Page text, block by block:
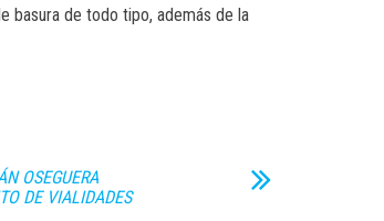
basura de todo tipo, además de la
OSEGUERA
DE VIALIDADES